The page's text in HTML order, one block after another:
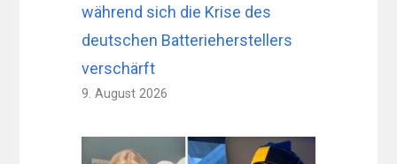
während sich die Krise des
deutschen Batterieherstellers
verschärft
9. August 2026